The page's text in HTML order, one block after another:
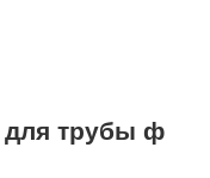
для трубы ф